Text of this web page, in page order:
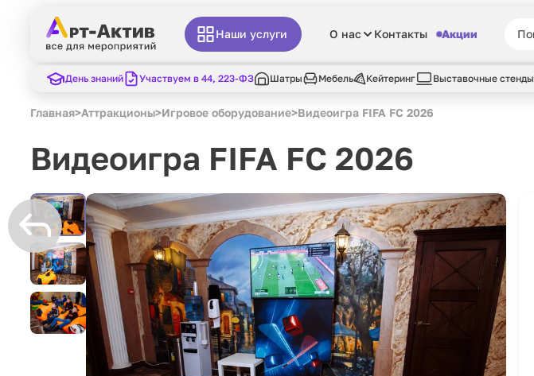
Наши услуги О нас Контакты Акции
День знаний Участвуем в 44, 223-ФЗ Шатры Мебель Кейтеринг Выставочные стенды
Главная>Аттракционы>Игровое оборудование>Видеоигра FIFA FC 2026
Видеоигра FIFA FC 2026